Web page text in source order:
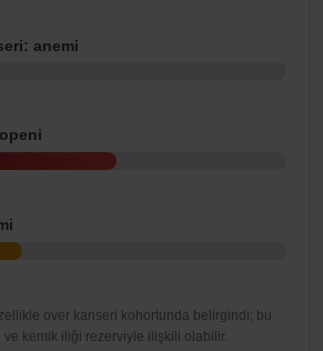
anemi
over kanseri kohortunda belirgindi; bu
kemik iliği rezerviyle ilişkili olabilir.